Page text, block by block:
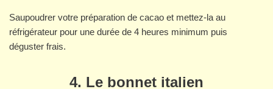
Saupoudrer votre préparation de cacao et mettez-la au
réfrigérateur pour une durée de 4 heures minimum puis
déguster frais.
4. Le bonnet italien